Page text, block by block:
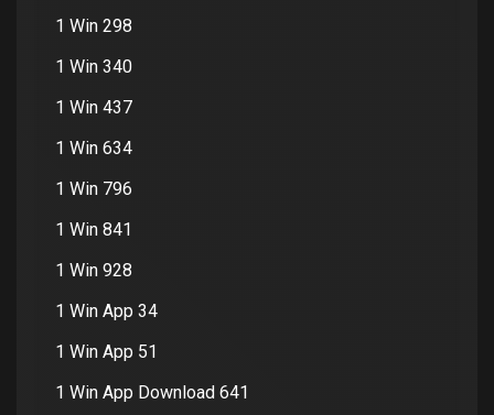
1 Win 298
1 Win 340
1 Win 437
1 Win 634
1 Win 796
1 Win 841
1 Win 928
1 Win App 34
1 Win App 51
1 Win App Download 641